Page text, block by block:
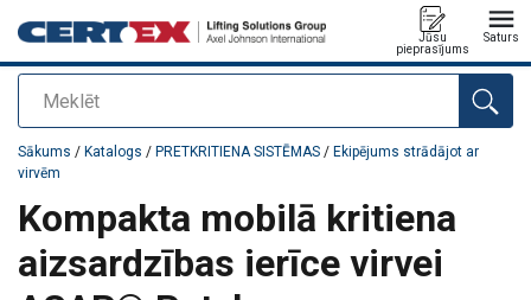
Meklēt
Jūsu
pieprasījums
Saturs
Pievienots jūsu pasūtījumam
Sākums / Katalogs / PRETKRITIENA SISTĒMAS / Ekipējums strādājot ar
virvēm
Kompakta mobilā kritiena
aizsardzības ierīce virvei